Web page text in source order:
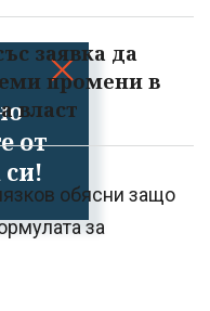
от
заявка да
промени в
власт
обясни защо
за